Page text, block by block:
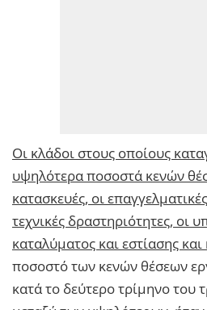
Οι κλάδοι στους οποίους
υψηλότερα ποσοστά κενών
κατασκευές, οι
τεχνικές δραστηριότητες, οι
καταλύματος και εστίασης
ποσοστό των κενών θέσεων
κατά το δεύτερο τρίμηνο του